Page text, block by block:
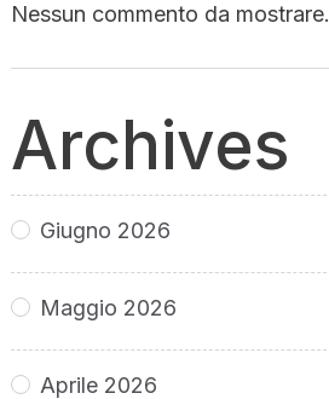
Nessun commento da mostrare.
Archives
Giugno 2026
Maggio 2026
Aprile 2026